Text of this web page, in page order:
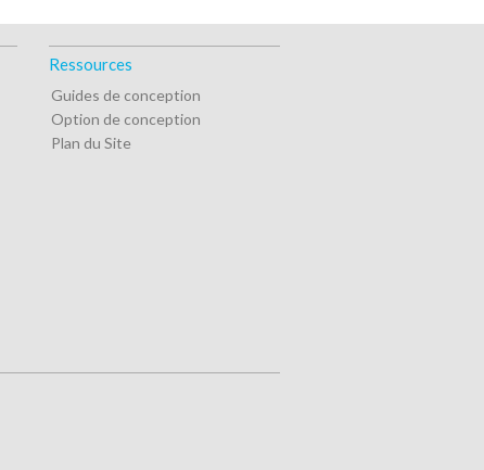
Ressources
Guides de conception
Option de conception
Plan du Site